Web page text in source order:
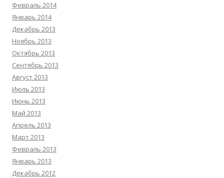
Февраль 2014
Январь 2014
Декабрь 2013
Ноябрь 2013
Октябрь 2013
Сентябрь 2013
Август 2013
Июль 2013
Июнь 2013
Май 2013
Апрель 2013
Март 2013
Февраль 2013
Январь 2013
Декабрь 2012